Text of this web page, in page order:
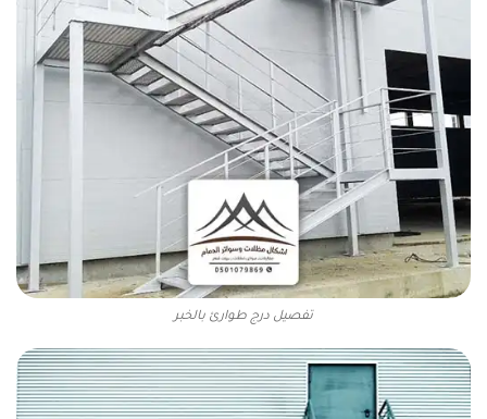
تفصيل درج طوارئ بالخبر